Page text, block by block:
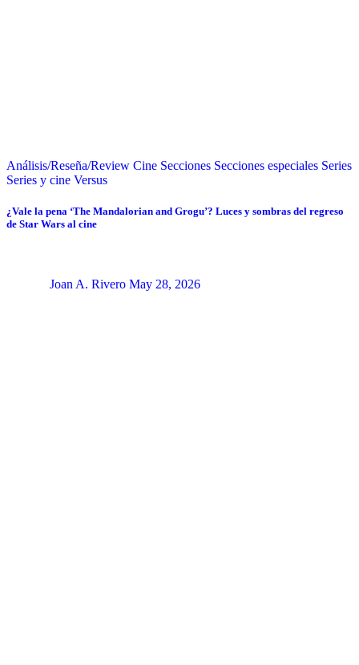
Análisis/Reseña/Review Cine Secciones Secciones especiales Series
Series y cine Versus
¿Vale la pena ‘The Mandalorian and Grogu’? Luces y sombras del regreso
de Star Wars al cine
Joan A. Rivero May 28, 2026